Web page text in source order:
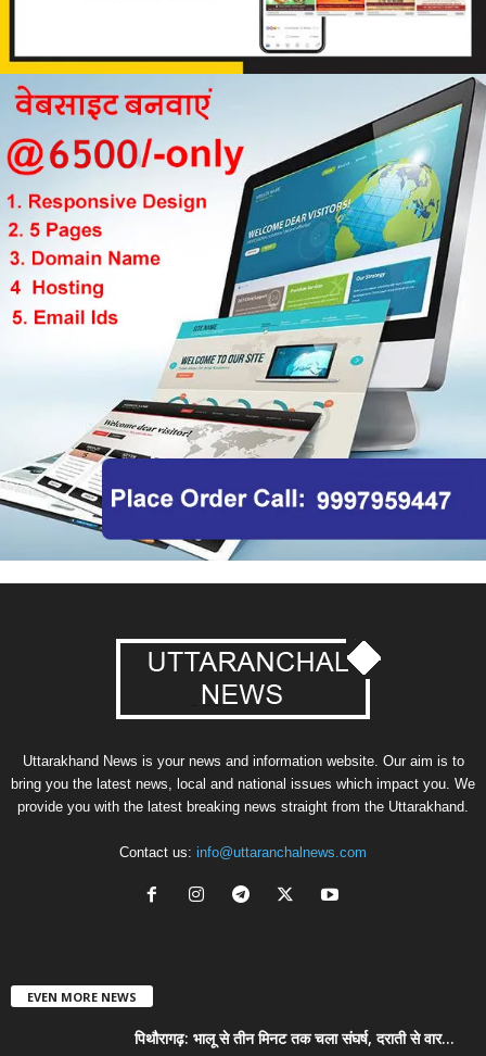
Uttarakhand News is your news and information website. Our aim is to
bring you the latest news, local and national issues which impact you. We
provide you with the latest breaking news straight from the Uttarakhand.
Contact us: info@uttaranchalnews.com
EVEN MORE NEWS
पिथौरागढ़: भालू से तीन मिनट तक चला संघर्ष, दराती से वार...